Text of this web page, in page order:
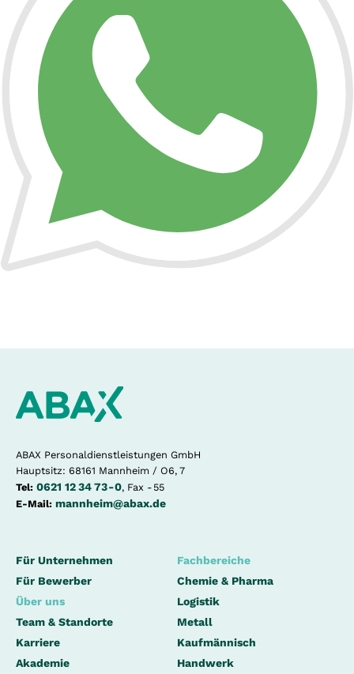
ABAX Personaldienstleistungen GmbH
Hauptsitz: 68161 Mannheim / O6, 7
Tel: 0621 12 34 73 - 0, Fax - 55
E-Mail: mannheim@abax.de
Für Unternehmen
Für Bewerber
Über uns
Team & Standorte
Karriere
Akademie
Fachbereiche
Chemie & Pharma
Logistik
Metall
Kaufmännisch
Handwerk